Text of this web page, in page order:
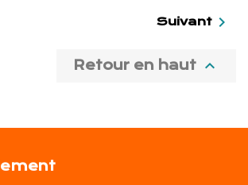
Suivant 
Retour en haut 